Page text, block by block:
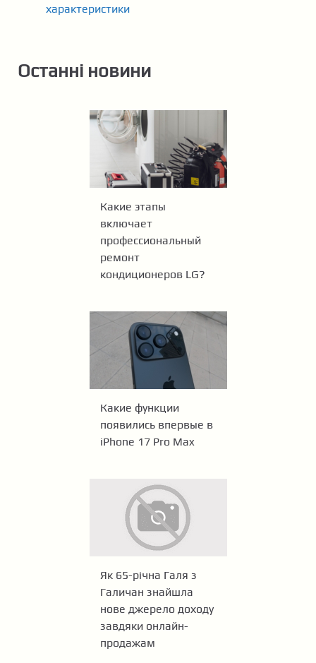
характеристики
Останні новини
Какие этапы
включает
профессиональный
ремонт
кондиционеров LG?
Какие функции
появились впервые в
iPhone 17 Pro Max
Як 65-річна Галя з
Галичан знайшла
нове джерело доходу
завдяки онлайн-
продажам